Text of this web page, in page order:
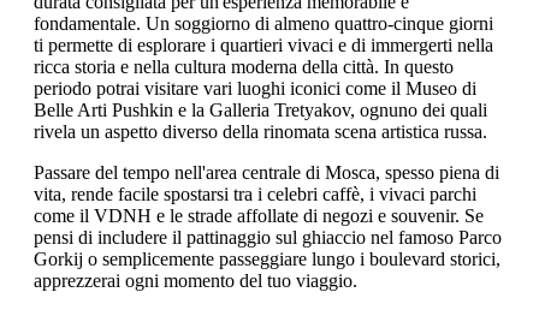
fondamentale. Un soggiorno di almeno quattro-cinque giorni
ti permette di esplorare i quartieri vivaci e di immergerti nella
ricca storia e nella cultura moderna della città. In questo
periodo potrai visitare vari luoghi iconici come il Museo di
Belle Arti Pushkin e la Galleria Tretyakov, ognuno dei quali
rivela un aspetto diverso della rinomata scena artistica russa.
Passare del tempo nell'area centrale di Mosca, spesso piena di
vita, rende facile spostarsi tra i celebri caffè, i vivaci parchi
come il VDNH e le strade affollate di negozi e souvenir. Se
pensi di includere il pattinaggio sul ghiaccio nel famoso Parco
Gorkij o semplicemente passeggiare lungo i boulevard storici,
apprezzerai ogni momento del tuo viaggio.